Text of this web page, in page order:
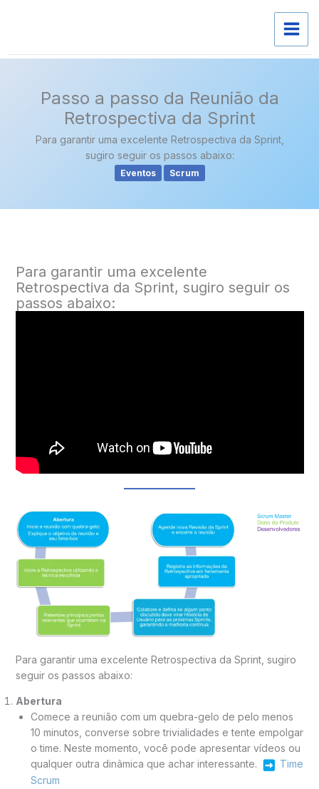
Passo a passo da Reunião da
Retrospectiva da Sprint
Para garantir uma excelente Retrospectiva da Sprint,
sugiro seguir os passos abaixo:
Eventos Scrum
Para garantir uma excelente
Retrospectiva da Sprint, sugiro seguir os
passos abaixo:
Para garantir uma excelente Retrospectiva da Sprint, sugiro
seguir os passos abaixo:
Abertura
Comece a reunião com um quebra-gelo de pelo menos
10 minutos, converse sobre trivialidades e tente empolgar
o time. Neste momento, você pode apresentar vídeos ou
qualquer outra dinâmica que achar interessante.
Time
Scrum